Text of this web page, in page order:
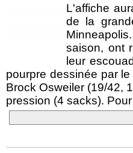
L'affiche
de la
saison, ont
leur
pourpre dessinée par
Brock Osweiler (19/42,
pression (4 sacks).